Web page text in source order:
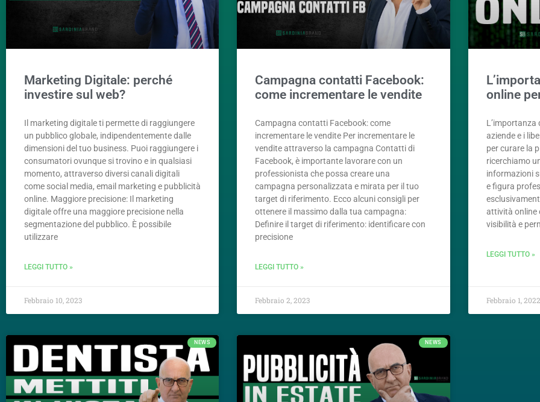
Marketing Digitale: perché
investire sul web?
Il marketing digitale ti permette di raggiungere
un pubblico globale, indipendentemente dalle
dimensioni del tuo business. Puoi raggiungere i
consumatori ovunque si trovino e in qualsiasi
momento, attraverso diversi canali digitali
come social media, email marketing e pubblicità
online. Maggiore precisione: Il marketing
digitale offre una maggiore precisione nella
segmentazione del pubblico. È possibile
utilizzare
LEGGI TUTTO »
Febbraio 10, 2023
Campagna contatti Facebook:
come incrementare le vendite
Campagna contatti Facebook: come
incrementare le vendite Per incrementare le
vendite attraverso la campagna Contatti di
Facebook, è importante lavorare con un
professionista che possa creare una
campagna personalizzata e mirata per il tuo
target di riferimento. Ecco alcuni consigli per
ottenere il massimo dalla tua campagna:
Definire il target di riferimento: identificare con
precisione
LEGGI TUTTO »
Febbraio 2, 2023
online
L’importanza
aziende e i
per curare la
ricerchiamo
informazioni
e figura
attività online
visibilità e
LEGGI TUTTO »
Febbraio 1, 2022
NEWS NEWS